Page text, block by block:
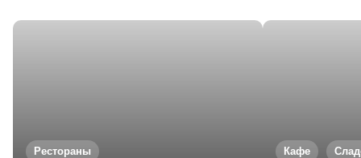
Рестораны Кафе